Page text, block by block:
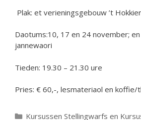
Plak: et verieningsgebouw ’t
Daotums:10, 17 en 24 november;
jannewaori
Tieden: 19.30 – 21.30 ure
Pries: € 60,-, lesmateriaol en koffie/
Categorieën
Kursussen Stellingwarfs en